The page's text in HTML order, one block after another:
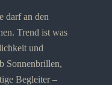
darf an den
Trend ist was
und
Sonnenbrillen,
Begleiter –